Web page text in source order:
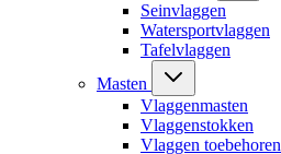
Seinvlaggen
Watersportvlaggen
Tafelvlaggen
Masten
Vlaggenmasten
Vlaggenstokken
Vlaggen toebehoren